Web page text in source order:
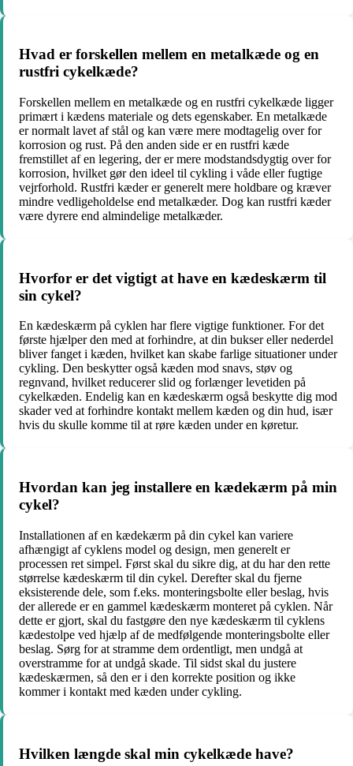
Hvad er forskellen mellem en metalkæde og en
rustfri cykelkæde?
Forskellen mellem en metalkæde og en rustfri cykelkæde ligger
primært i kædens materiale og dets egenskaber. En metalkæde
er normalt lavet af stål og kan være mere modtagelig over for
korrosion og rust. På den anden side er en rustfri kæde
fremstillet af en legering, der er mere modstandsdygtig over for
korrosion, hvilket gør den ideel til cykling i våde eller fugtige
vejrforhold. Rustfri kæder er generelt mere holdbare og kræver
mindre vedligeholdelse end metalkæder. Dog kan rustfri kæder
være dyrere end almindelige metalkæder.
Hvorfor er det vigtigt at have en kædeskærm til
sin cykel?
En kædeskærm på cyklen har flere vigtige funktioner. For det
første hjælper den med at forhindre, at din bukser eller nederdel
bliver fanget i kæden, hvilket kan skabe farlige situationer under
cykling. Den beskytter også kæden mod snavs, støv og
regnvand, hvilket reducerer slid og forlænger levetiden på
cykelkæden. Endelig kan en kædeskærm også beskytte dig mod
skader ved at forhindre kontakt mellem kæden og din hud, især
hvis du skulle komme til at røre kæden under en køretur.
Hvordan kan jeg installere en kædekærm på min
cykel?
Installationen af en kædekærm på din cykel kan variere
afhængigt af cyklens model og design, men generelt er
processen ret simpel. Først skal du sikre dig, at du har den rette
størrelse kædeskærm til din cykel. Derefter skal du fjerne
eksisterende dele, som f.eks. monteringsbolte eller beslag, hvis
der allerede er en gammel kædeskærm monteret på cyklen. Når
dette er gjort, skal du fastgøre den nye kædeskærm til cyklens
kædestolpe ved hjælp af de medfølgende monteringsbolte eller
beslag. Sørg for at stramme dem ordentligt, men undgå at
overstramme for at undgå skade. Til sidst skal du justere
kædeskærmen, så den er i den korrekte position og ikke
kommer i kontakt med kæden under cykling.
Hvilken længde skal min cykelkæde have?